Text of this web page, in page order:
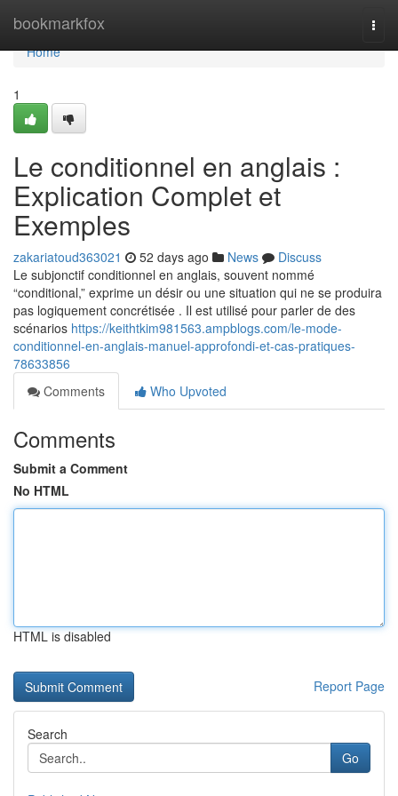
bookmarkfox
Home
Home
1
Le conditionnel en anglais :
Explication Complet et
Exemples
zakariatoud363021 52 days ago News
Discuss
Le subjonctif conditionnel en anglais, souvent nommé
“conditional,” exprime un désir ou une situation qui ne se produira
pas logiquement concrétisée . Il est utilisé pour parler de des
scénarios https://keithtkim981563.ampblogs.com/le-mode-
conditionnel-en-anglais-manuel-approfondi-et-cas-pratiques-
78633856
Comments
Who Upvoted
Comments
Submit a Comment
No HTML
HTML is disabled
Report Page
Search
Go